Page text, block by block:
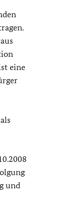
eine
und